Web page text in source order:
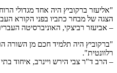
"אליעזר ברקוביץ היה אחד מגדולי
הצגה של מבחר כתביו בפני הקורא
– אביעזר רביצקי, האוניברסיטה
"ברקוביץ היה תלמיד חכם מן השורה
רלוונטית".
– הרב ד"ר צבי הירש ויינרב, איחוד